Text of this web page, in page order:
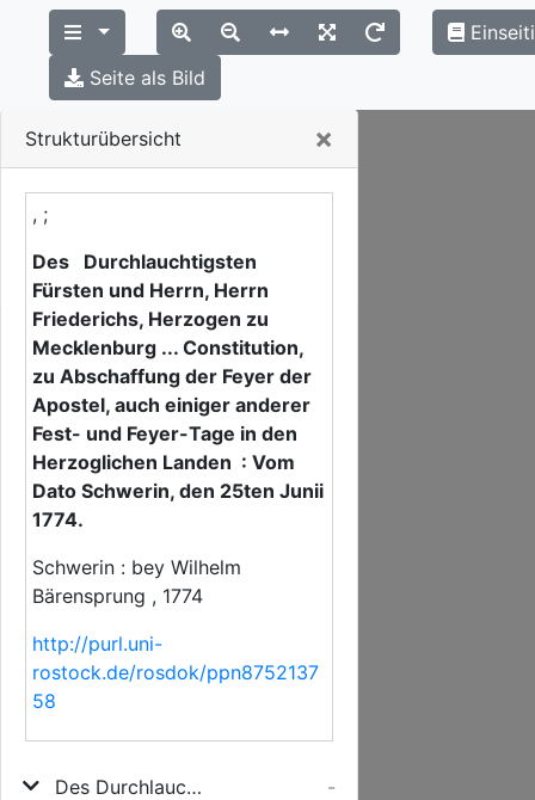
Strukturübersicht ×
, ;
Des Durchlauchtigsten
Fürsten und Herrn, Herrn
Friederichs, Herzogen zu
Mecklenburg ... Constitution,
zu Abschaffung der Feyer der
Apostel, auch einiger anderer
Fest- und Feyer-Tage in den
Herzoglichen Landen : Vom
Dato Schwerin, den 25ten Junii
1774.
Schwerin : bey Wilhelm
Bärensprung , 1774
http://purl.uni-
rostock.de/rosdok/ppn8752137
58
Des Durchlauchtigsten Fürsten und Herrn, Herrn Friederichs, Herzogen zu Mecklenburg ... Constitution, zu Abschaffung der Feyer der Apostel, auch einiger anderer Fest- und Feyer-Tage in den Herzoglichen Landen
-
Seite als Bild